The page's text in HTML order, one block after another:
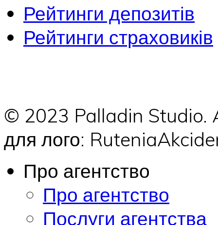
Рейтинги депозитів
Рейтинги страховиків
© 2023 Palladin
для лого:
Про агентство
Про агентство
Послуги агентства